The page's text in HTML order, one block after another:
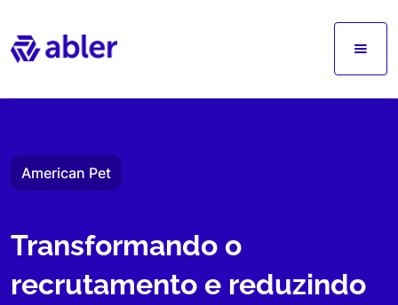
American Pet
Transformando o
recrutamento e reduzindo